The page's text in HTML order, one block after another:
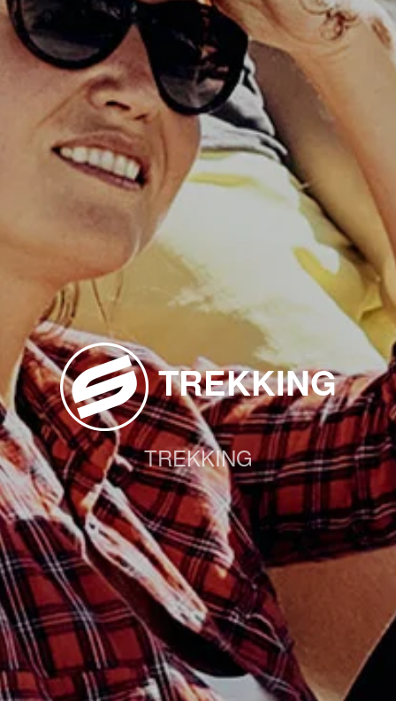
TREKKING
TREKKING